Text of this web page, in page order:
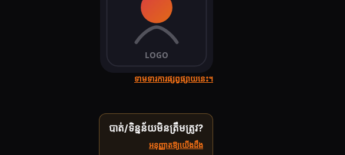
ទាមទារការផ្សព្វផ្សាយនេះ។
បាត់/ទិន្នន័យមិនត្រឹមត្រូវ?
អនុញ្ញាតឱ្យយើងដឹង